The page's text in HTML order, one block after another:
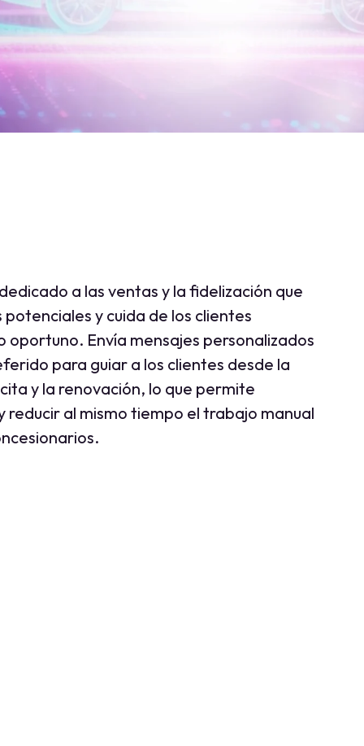
a las ventas y la fidelización que
y cuida de los clientes
oportuno. Envía mensajes personalizados
para guiar a los clientes desde la
y la renovación, lo que permite
reducir al mismo tiempo el trabajo manual